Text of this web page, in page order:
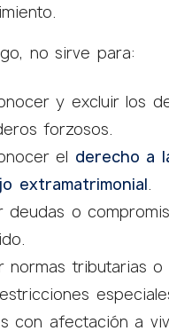
no sirve para:
y excluir los
forzosos.
el derecho a
extramatrimonial.
deudas o
normas tributarias
con afectación a